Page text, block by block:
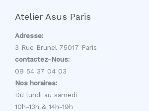
Atelier Asus Paris
Adresse:
3 Rue Brunel 75017 Paris
contactez-Nous:
09 54 37 04 03
Nos horaires:
Du lundi au samedi
10h-13h & 14h-19h